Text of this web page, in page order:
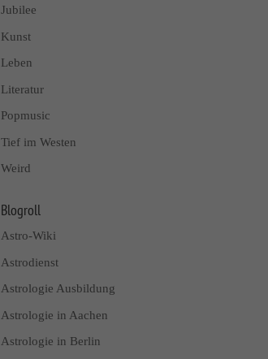
Jubilee
Kunst
Leben
Literatur
Popmusic
Tief im Westen
Weird
Blogroll
Astro-Wiki
Astrodienst
Astrologie Ausbildung
Astrologie in Aachen
Astrologie in Berlin